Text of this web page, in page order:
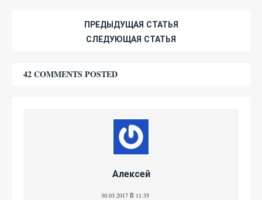
ПРЕДЫДУЩАЯ СТАТЬЯ
СЛЕДУЮЩАЯ СТАТЬЯ
42 COMMENTS POSTED
Алексей
30.03.2017 В 11:35